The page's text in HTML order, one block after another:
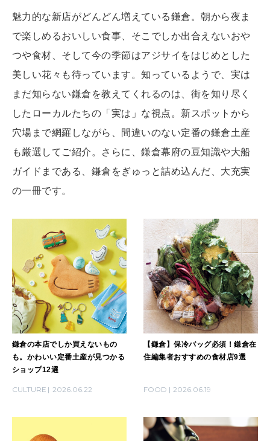
CULTURE
自分を耕す
WORK&MONEY
いい人生って？
MAGAZINE
2026年9月号「北海道 おいしく遊ぶ、夏のご褒美旅。」
2026年7月号「鎌倉 ローカルが 教えてくれた 本当の歩き方。」
2026年6月号「大銀座 トレンドが生まれる 新しい一流店へ。」
2026年5月号「“大好き”に出会いに。韓国」
2026年4月号「未来をつくる、学びの教科書。」
2026年3月号「スイーツ予想図 2026」
2026年2月号「良運を掴む 新・開運術。」
2025年12月号「お酒の新常識。」
MAGAZINE MOOK
FOLLOW US!
魅力的な新店がどんどん増えている鎌倉。朝から夜ま
で楽しめるおいしい食事、そこでしか出合えないおや
つや食材、そして今の季節はアジサイをはじめとした
美しい花々も待っています。知っているようで、実は
まだ知らない鎌倉を教えてくれるのは、街を知り尽く
したローカルたちの「実は」な視点。新スポットから
穴場まで網羅しながら、間違いのない定番の鎌倉土産
も厳選してご紹介。さらに、鎌倉幕府の豆知識や大船
ガイドまである、鎌倉をぎゅっと詰め込んだ、大充実
の一冊です。
鎌倉の本店でしか買えないもの
も。かわいい定番土産が見つかる
ショップ12選
CULTURE 2026.06.22
【鎌倉】保冷バッグ必須！鎌倉在
住編集者おすすめの食材店9選
FOOD 2026.06.19